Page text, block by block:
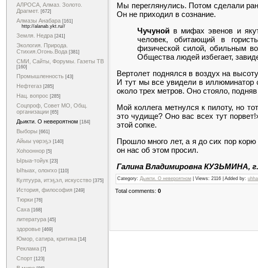
АЛРОСА, Алмаз. Золото.
Драгмет. [672]
Алмазы Анабара [161]
http://alanab.ykt.ru//
Земля. Недра [241]
Экология. Природа.
Стихия.Огонь.Вода [381]
СМИ, Сайты, Форумы. Газеты ТВ
[160]
Промышленность [43]
Нефтегаз [285]
Нац. вопрос [285]
Соцпроф, Совет МО, Общ.
организации [65]
Дьикти. О невероятном [184]
Выборы [661]
Айыы үөрэҕэ [140]
Хоһооннор [5]
Ырыа-тойук [23]
Ыһыах, олоҥхо [110]
Култуура, итэҕэл, искусство [375]
История, философия [249]
Тюрки [76]
Саха [168]
литература [45]
здоровье [469]
Юмор, сатира, критика [14]
Реклама [7]
Спорт [123]
Мы переглянулись. Потом сделали
Он не приходил в сознание.
Чучуной в мифах эвенов и
человек, обитающий в
физической силой, обильным
Общества людей избегает,
Вертолет поднялся в воздух на
И тут мы все увидели в иллюминатор
около трех метров. Оно стояло,
Мой коллега метнулся к пилоту, но
это чудище? Оно вас всех тут
этой сопке.
Прошло много лет, а я до сих пор
он нас об этом просил.
Галина Владимировна КУЗЬМИНА,
Category: Дьикти. О невероятном | Views: 2116 | Added by:
Total comments: 0